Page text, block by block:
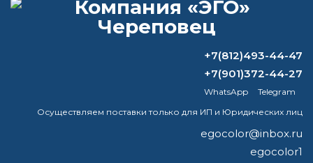
ВОПРОС-ОТВЕТ
На каком давлении наносить базу?
сколько добовлять разбавителя и
+7(812)493-44-47
+7(901)372-44-27
WhatsApp
Telegram
Осуществляем поставки только для ИП и Юридических лиц
egocolor@inbox.ru
egocolor1